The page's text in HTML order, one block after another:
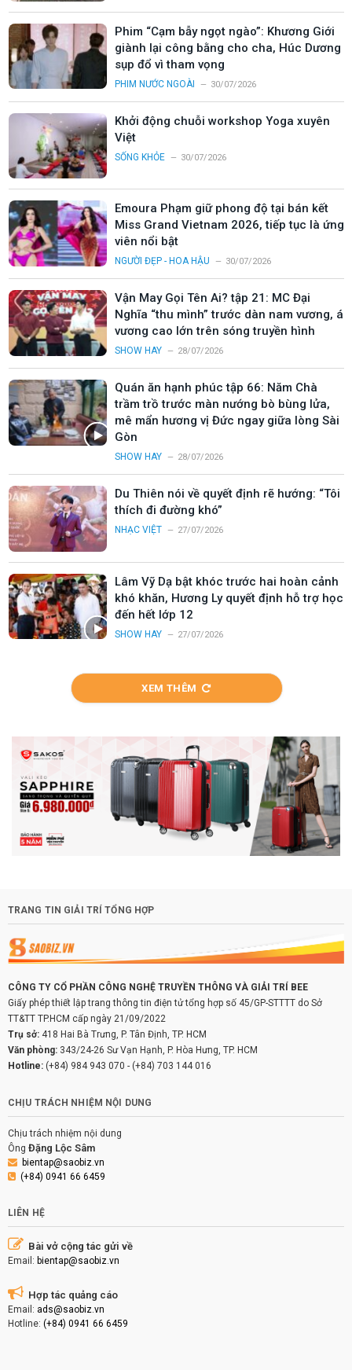
Phim “Cạm bẫy ngọt ngào”: Khương Giới
giành lại công bằng cho cha, Húc Dương
sụp đổ vì tham vọng
PHIM NƯỚC NGOÀI 30/07/2026
Khởi động chuỗi workshop Yoga xuyên
Việt
SỐNG KHỎE 30/07/2026
Emoura Phạm giữ phong độ tại bán kết
Miss Grand Vietnam 2026, tiếp tục là ứng
viên nổi bật
NGƯỜI ĐẸP - HOA HẬU 30/07/2026
Vận May Gọi Tên Ai? tập 21: MC Đại
Nghĩa “thu mình” trước dàn nam vương, á
vương cao lớn trên sóng truyền hình
SHOW HAY 28/07/2026
Quán ăn hạnh phúc tập 66: Năm Chà
trầm trồ trước màn nướng bò bùng lửa,
mê mẩn hương vị Đức ngay giữa lòng Sài
Gòn
SHOW HAY 28/07/2026
Du Thiên nói về quyết định rẽ hướng: “Tôi
thích đi đường khó”
NHẠC VIỆT 27/07/2026
Lâm Vỹ Dạ bật khóc trước hai hoàn cảnh
khó khăn, Hương Ly quyết định hỗ trợ học
đến hết lớp 12
SHOW HAY 27/07/2026
XEM THÊM
TRANG TIN GIẢI TRÍ TỔNG HỢP
CÔNG TY CỔ PHẦN CÔNG NGHỆ TRUYỀN THÔNG VÀ GIẢI TRÍ BEE
Giấy phép thiết lập trang thông tin điện tử tổng hợp số 45/GP-STTTT do Sở
TT&TT TP.HCM cấp ngày 21/09/2022
Trụ sở: 418 Hai Bà Trưng, P. Tân Định, TP. HCM
Văn phòng: 343/24-26 Sư Vạn Hạnh, P. Hòa Hưng, TP. HCM
Hotline: (+84) 984 943 070 - (+84) 703 144 016
CHỊU TRÁCH NHIỆM NỘI DUNG
Chịu trách nhiệm nội dung
Ông Đặng Lộc Sâm
bientap@saobiz.vn
(+84) 0941 66 6459
LIÊN HỆ
Bài vở cộng tác gửi về
Email: bientap@saobiz.vn
Hợp tác quảng cáo
Email: ads@saobiz.vn
Hotline: (+84) 0941 66 6459